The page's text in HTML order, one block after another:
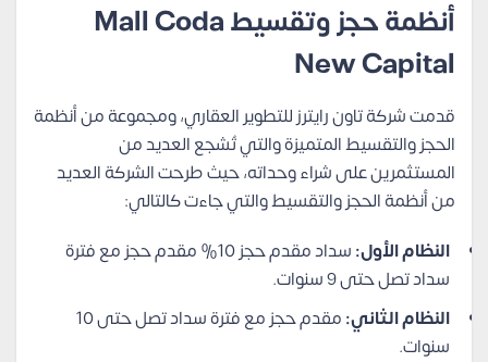
أنظمة حجز وتقسيط Mall Coda
New Capital
قدمت شركة تاون رايترز للتطوير العقاري، ومجموعة من أنظمة
الحجز والتقسيط المتميزة والتي تُشجع العديد من
المستثمرين على شراء وحداته، حيث طرحت الشركة العديد
من أنظمة الحجز والتقسيط والتي جاءت كالتالي:
النظام الأول:
سداد مقدم حجز 10% مقدم حجز مع فترة
سداد تصل حتى 9 سنوات.
النظام الثاني:
مقدم حجز مع فترة سداد تصل حتى 10
سنوات.